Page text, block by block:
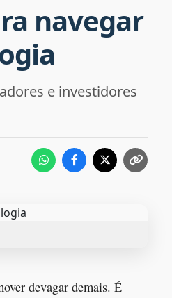
navegar
e investidores
devagar demais. É